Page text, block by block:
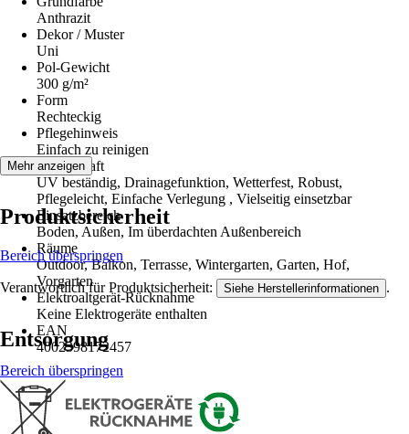
Anthrazit
Dekor / Muster
Uni
Pol-Gewicht
300 g/m²
Form
Rechteckig
Pflegehinweis
Einfach zu reinigen
Eigenschaft
UV beständig, Drainagefunktion, Wetterfest, Robust,
Pflegeleicht, Einfache Verlegung , Vielseitig einsetzbar
Einsatzbereich
Boden, Außen, Im überdachten Außenbereich
Räume
Outdoor, Balkon, Terrasse, Wintergarten, Garten, Hof,
Vorgarten
Elektroaltgerät-Rücknahme
Keine Elektrogeräte enthalten
EAN
4002398172457
Mehr anzeigen
Produktsicherheit
Bereich überspringen
Verantwortlich für Produktsicherheit: Siehe Herstellerinformationen .
Entsorgung
Bereich überspringen